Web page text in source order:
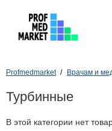
Profmedmarket Врачам и
Турбинные
В этой категории нет